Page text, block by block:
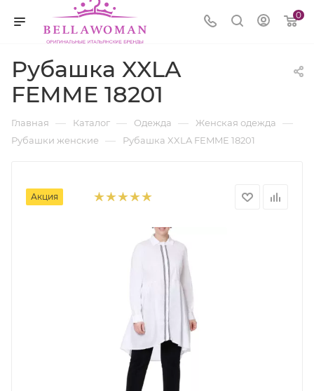
0
Рубашка XXLA
FEMME 18201
Главная — Каталог — Одежда — Женская одежда —
Рубашки женские — Рубашка XXLA FEMME 18201
Акция